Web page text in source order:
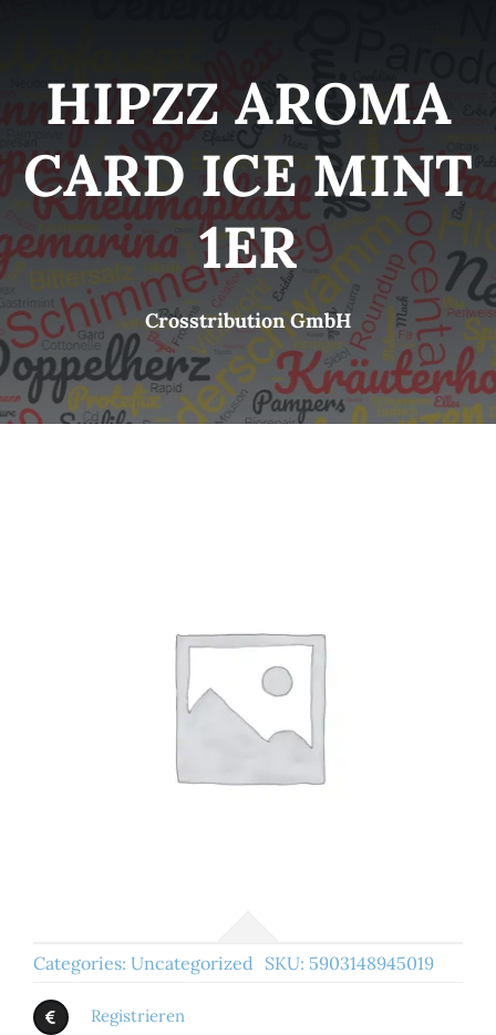
Brands
B2B-Shop
Kontakt
HIPZZ AROMA
CARD ICE MINT
1ER
Crosstribution GmbH
Categories: Uncategorized SKU: 5903148945019
Registrieren